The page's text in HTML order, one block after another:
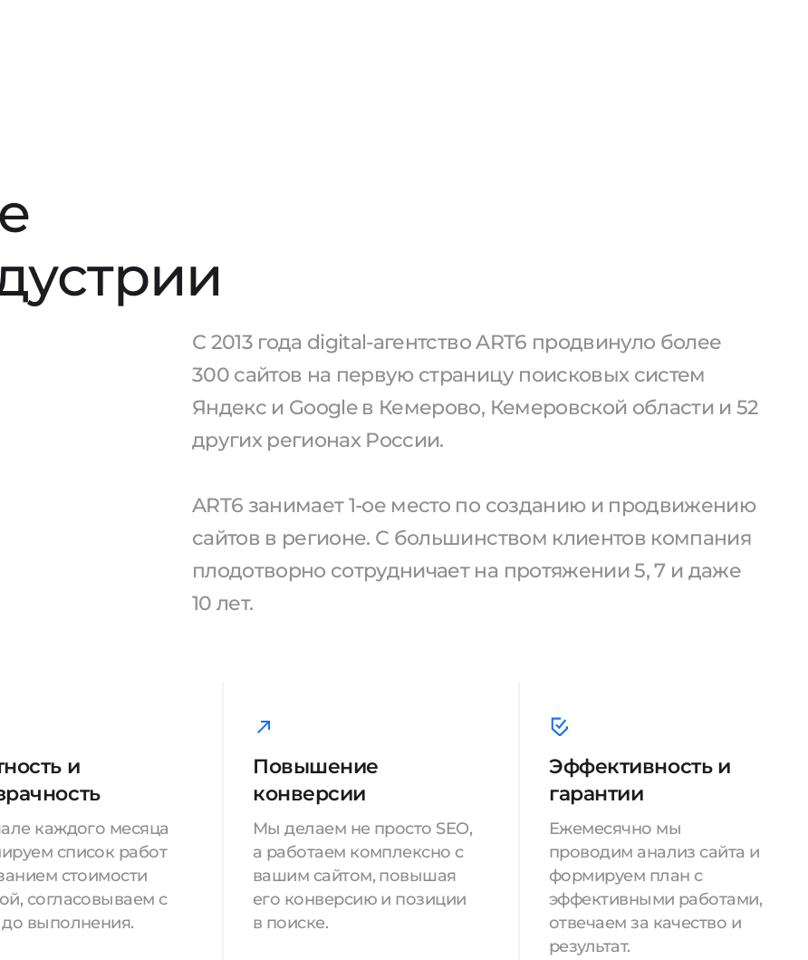
С 2013 года digital-агентство ART6 продвинуло более
300 сайтов на первую страницу поисковых систем
Яндекс и Google в Кемерово, Кемеровской области и 52
других регионах России.
ART6 занимает 1-ое место по созданию и продвижению
сайтов в регионе. С большинством клиентов компания
плодотворно сотрудничает на протяжении 5, 7 и даже
10 лет.
и
каждого месяца
список работ
стоимости
согласовываем с
выполнения.
Повышение
конверсии
Мы делаем не просто SEO,
а работаем комплексно с
вашим сайтом, повышая
его конверсию и позиции
в поиске.
Эффективность и
гарантии
Ежемесячно мы
проводим анализ сайта и
формируем план с
эффективными работами,
отвечаем за качество и
результат.